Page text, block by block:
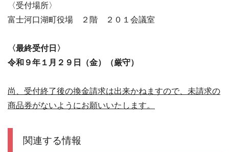
〈受付場所〉
富士河口湖町役場 ２階 ２０１会議室
〈最終受付日〉
令和９年１月２９日（金）（厳守）
尚、受付終了後の換金請求は出来かねますので、未請求の
商品券がないようにお願いいたします。
関連する情報